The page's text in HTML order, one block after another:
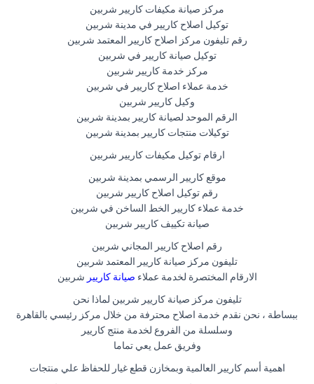
مركز صيانة مكيفات كاريير شربين
توكيل اصلاح كاريير في مدينة شربين
رقم تليفون مركز اصلاح كاريير المعتمد شربين
توكيل صيانة كاريير في شربين
مركز خدمة كاريير شربين
خدمة عملاء اصلاح كاريير في شربين
وكيل كاريير شربين
الرقم الموحد لصيانة كاريير بمدينة شربين
توكيلات منتجات كاريير بمدينة شربين
ارقام توكيل مكيفات كاريير شربين
موقع كاريير الرسمي بمدينة شربين
رقم توكيل اصلاح كاريير شربين
خدمة عملاء كاريير الخط الساخن في شربين
صيانة تكييف كاريير شربين
رقم اصلاح كاريير المجاني شربين
تليفون مركز صيانة كاريير المعتمد شربين
الارقام المختصرة لخدمة عملاء صيانة كاريير شربين
تليفون مركز صيانة كاريير شربين لماذا نحن
ببساطة ، نحن نقدم خدمة اصلاح محترفة من خلال مركز رئيسي بالقاهرة
وسلسلة من الفروع لخدمة منتج كاريير
وفريق عمل يعي تماما
اهمية أسم كاريير العالمية وبمخازن قطع غيار للحفاظ علي منتجات